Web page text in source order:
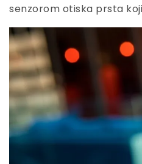
senzorom otiska prsta